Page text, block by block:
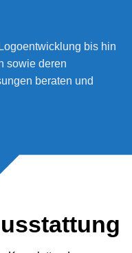
bis hin
sowie deren
beraten und